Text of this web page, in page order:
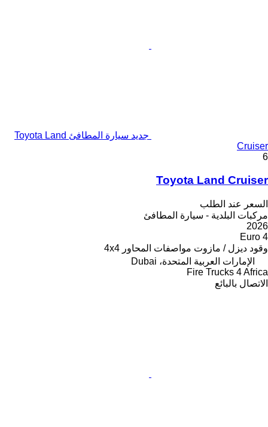
جديد سيارة المطافئ Toyota Land
Cruiser
6
Toyota Land Cruiser
السعر عند الطلب
مركبات البلدية - سيارة المطافئ
2026
Euro 4
وقود ديزل / مازوت مواصفات المحاور 4x4
الإمارات العربية المتحدة، Dubai
Fire Trucks 4 Africa
الاتصال بالبائع